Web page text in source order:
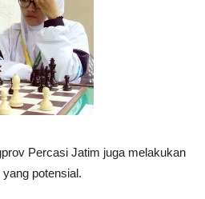
Percasi Jatim juga melakukan
potensial.